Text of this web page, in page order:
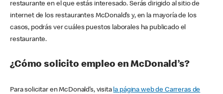
restaurante en el que estás interesado. Serás dirigido al sitio de
internet de los restaurantes McDonald’s y, en la mayoría de los
casos, podrás ver cuáles puestos laborales ha publicado el
restaurante.
¿Cómo solicito empleo en McDonald’s?
Para solicitar en McDonald’s, visita la página web de Carreras de